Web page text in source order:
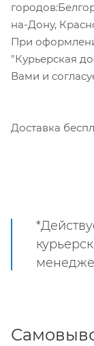
на-Дону,
При
"Курьерская
Вами и
Доставка